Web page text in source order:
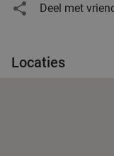
Deel met
Locaties